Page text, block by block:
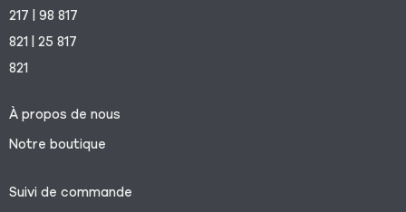
217 | 98 817
821 | 25 817
821
À propos de nous
Notre boutique
Suivi de commande